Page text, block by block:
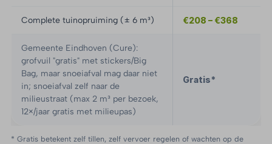
Complete tuinopruiming (± 6 m³) €208 – €368
Gemeente Eindhoven (Cure):
grofvuil "gratis" met stickers/Big
Bag, maar snoeiafval mag daar niet
in; snoeiafval zelf naar de
milieustraat (max 2 m³ per bezoek,
12×/jaar gratis met milieupas)
Gratis*
* Gratis betekent zelf tillen, zelf vervoer regelen of wachten op de